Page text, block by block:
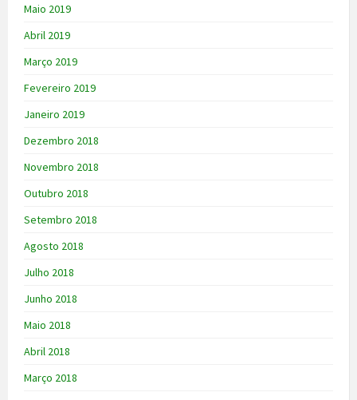
Maio 2019
Abril 2019
Março 2019
Fevereiro 2019
Janeiro 2019
Dezembro 2018
Novembro 2018
Outubro 2018
Setembro 2018
Agosto 2018
Julho 2018
Junho 2018
Maio 2018
Abril 2018
Março 2018